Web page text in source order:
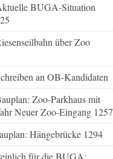
BUGA-Situation
über Zoo
an OB-Kandidaten
Zoo-Parkhaus mit
Neuer Zoo-Eingang 1257
Hängebrücke 1294
für die BUGA: